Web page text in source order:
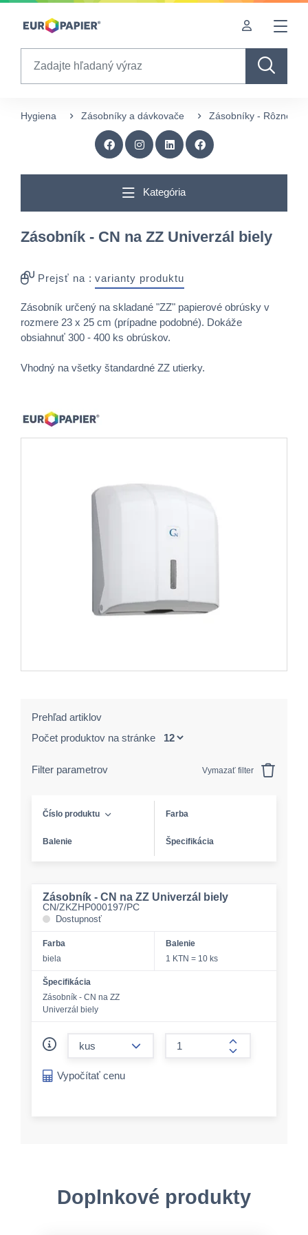
Table Of Content
Doplnkové produkty
Zaujímavé produkty pre Vás
Hygiena Zásobníky a dávkovače Zásobníky - Rôzne
Kategória
Zásobník - CN na ZZ Univerzál biely
Prejsť na : varianty produktu
Zásobník určený na skladané "ZZ" papierové obrúsky v
rozmere 23 x 25 cm (prípadne podobné). Dokáže
obsiahnuť 300 - 400 ks obrúskov.
Vhodný na všetky štandardné ZZ utierky.
Prehľad artiklov
Počet produktov na stránke
Filter parametrov Vymazať filter
Číslo produktu Farba
Balenie Špecifikácia
Zásobník - CN na ZZ Univerzál biely
CN/ZKZHP000197/PC
Dostupnosť
Farba
biela
Balenie
1 KTN = 10 ks
Špecifikácia
Zásobník - CN na ZZ
Univerzál biely
form.increase-
Vypočítať cenu
Doplnkové produkty